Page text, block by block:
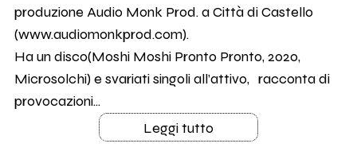
produzione Audio Monk Prod. a Città di Castello
(www.audiomonkprod.com).
Ha un disco(Moshi Moshi Pronto Pronto, 2020,
Microsolchi) e svariati singoli all’attivo, racconta di
provocazioni...
Leggi tutto